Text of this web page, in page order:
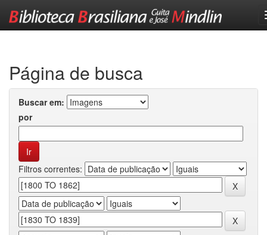
Página de busca
Buscar em:
por
Filtros correntes: